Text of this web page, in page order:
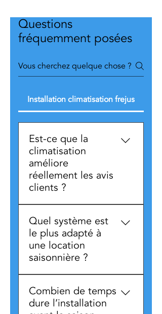
Questions
fréquemment posées
Installation climatisation frejus
Est-ce que la
climatisation
améliore
réellement les avis
clients ?
confort réel au quotidien,
aussi bien en été qu’en hiver
avec les systèmes
réversibles. Ce confort est un
logement, notamment en
termes de bien-être et de
Quel système est
le plus adapté à
une location
saisonnière ?
du logement et de son
utilisation. Nous proposons
Combien de temps
dure l’installation